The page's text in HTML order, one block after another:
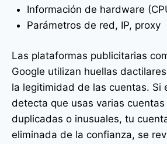
Información de hardware
Parámetros de red, IP, proxy
Las plataformas publicitarias
Google utilizan huellas
la legitimidad de las cuentas. Si
detecta que usas varias cuentas
duplicadas o inusuales, tu
eliminada de la confianza, se